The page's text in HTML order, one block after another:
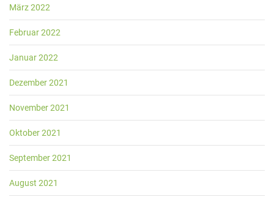
März 2022
Februar 2022
Januar 2022
Dezember 2021
November 2021
Oktober 2021
September 2021
August 2021